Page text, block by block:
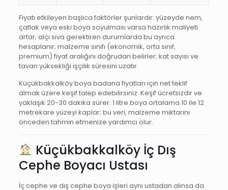
Fiyatı etkileyen başlıca faktörler şunlardır: yüzeyde nem,
çatlak veya eski boya soyulması varsa hazırlık maliyeti
artar; alçı sıva gerektiren durumlarda bu ayrıca
hesaplanır; malzeme sınıfı (ekonomik, orta sınıf,
premium) fiyat aralığını doğrudan belirler; kat sayısı ve
tavan yüksekliği işçilik süresini uzatır.
Küçükbakkalköy boya badana fiyatları için net teklif
almak üzere keşif talep edebilirsiniz. Keşif ücretsizdir ve
yaklaşık 20-30 dakika sürer. 1 litre boya ortalama 10 ile 12
metrekare yüzeyi kaplar; bu veri, malzeme miktarını
önceden tahmin etmenize yardımcı olur.
Küçükbakkalköy İç Dış
Cephe Boyacı Ustası
İç cephe ve dış cephe boya işleri aynı ustadan alınsa da